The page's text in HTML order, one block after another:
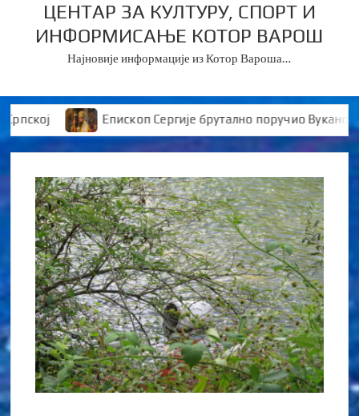
ЦЕНТАР ЗА КУЛТУРУ, СПОРТ И
ИНФОРМИСАЊЕ КОТОР ВАРОШ
Најновије информације из Котор Вароша…
Епископ Сергије брутално поручио